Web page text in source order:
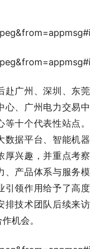
赴广州、深圳、东
心、广州电力交易
等十个代表性站点
数据平台、智能机
厚兴趣，并重点考
、产品体系与服务
引领作用给予了高
排技术团队后续来
机会。